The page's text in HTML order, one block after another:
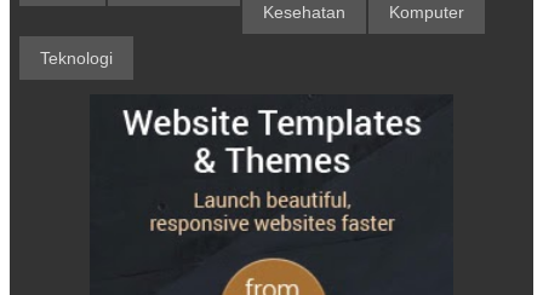
Kesehatan Komputer
Teknologi